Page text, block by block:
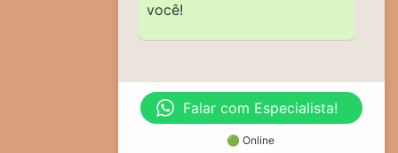
você!
Falar com Especialista!
🟢 Online